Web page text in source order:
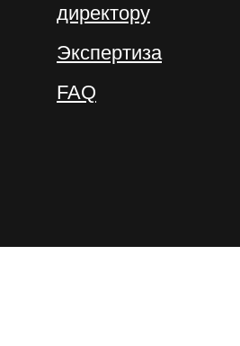
директору
Экспертиза
FAQ